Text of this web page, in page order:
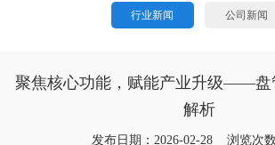
行业新闻 公司新闻
聚焦核心功能，赋能产业升级——盘
解析
发布日期：2026-02-28 浏览次